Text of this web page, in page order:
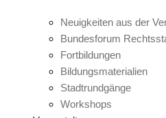
Neuigkeiten aus der
Bundesforum
Fortbildungen
Bildungsmaterialien
Stadtrundgänge
Workshops